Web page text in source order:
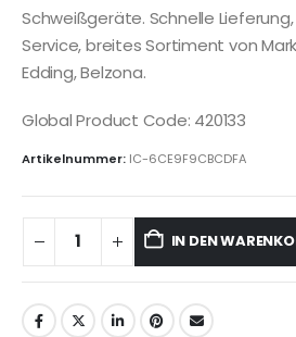
Schweißgeräte. Schnelle
Service, breites Sortiment von
Edding, Belzona.
Global Product Code: 420133
Artikelnummer: IC-6CE9F9CBCDFA
IN DEN